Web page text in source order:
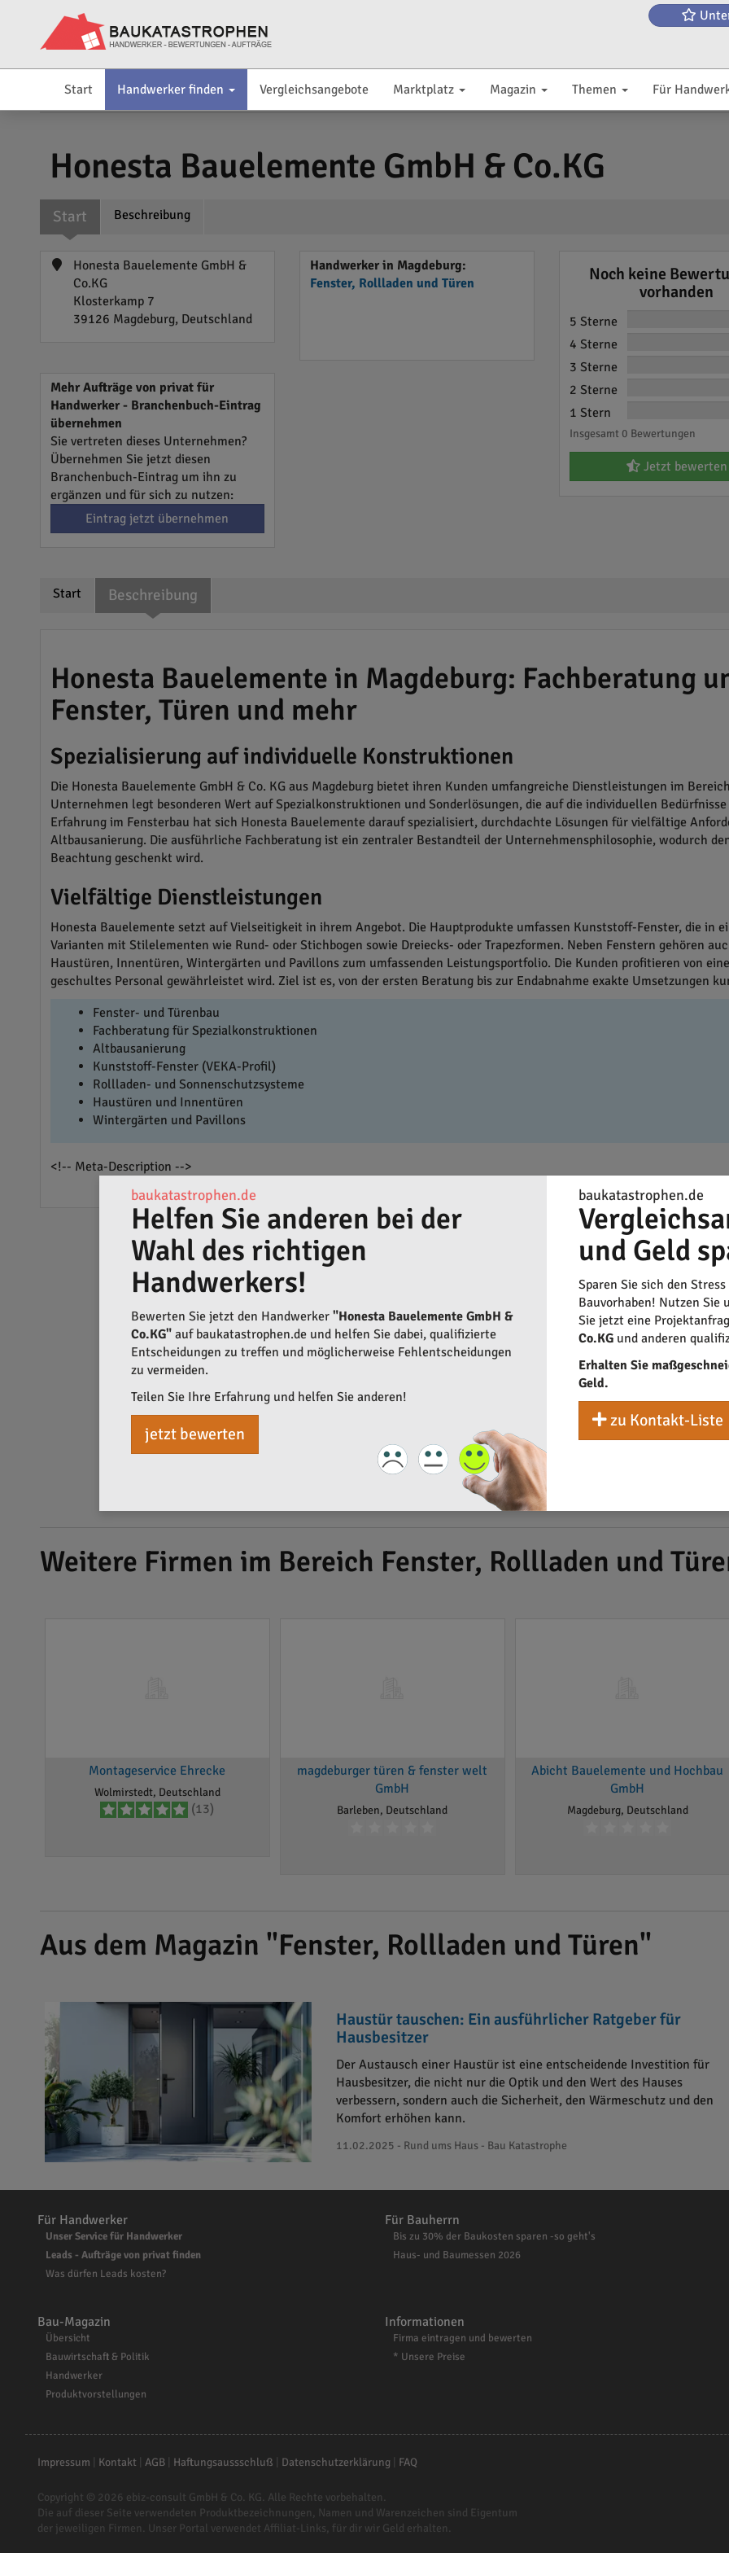
Start Handwerker finden Vergleichsangebote Marktplatz Magazin Themen Für
Honesta Bauelemente GmbH & Co.KG
Start Beschreibung
Honesta Bauelemente GmbH &
Co.KG
Klosterkamp 7
39126 Magdeburg, Deutschland
Handwerker in Magdeburg:
Fenster, Rollladen und Türen
Mehr Aufträge von privat für
Handwerker - Branchenbuch-Eintrag
übernehmen
Sie vertreten dieses Unternehmen?
Übernehmen Sie jetzt diesen
Branchenbuch-Eintrag um ihn zu
ergänzen und für sich zu nutzen:
Eintrag jetzt übernehmen
Noch keine
vorhanden
5 Sterne
4 Sterne
3 Sterne
2 Sterne
1 Stern
Insgesamt 0 Bewertungen
Jetzt bewerten
Start Beschreibung
Honesta Bauelemente in Magdeburg: Fachberatung
Fenster, Türen und mehr
Spezialisierung auf individuelle Konstruktionen
Die Honesta Bauelemente GmbH & Co. KG aus Magdeburg bietet ihren Kunden umfangreiche Dienstleistungen im
Unternehmen legt besonderen Wert auf Spezialkonstruktionen und Sonderlösungen, die auf die individuellen
Erfahrung im Fensterbau hat sich Honesta Bauelemente darauf spezialisiert, durchdachte Lösungen für vielfältige
Altbausanierung. Die ausführliche Fachberatung ist ein zentraler Bestandteil der Unternehmensphilosophie, wodurch
Beachtung geschenkt wird.
Vielfältige Dienstleistungen
Honesta Bauelemente setzt auf Vielseitigkeit in ihrem Angebot. Die Hauptprodukte umfassen Kunststoff-Fenster, die in
Varianten mit Stilelementen wie Rund- oder Stichbogen sowie Dreiecks- oder Trapezformen. Neben Fenstern gehören
Haustüren, Innentüren, Wintergärten und Pavillons zum umfassenden Leistungsportfolio. Die Kunden profitieren von
geschultes Personal gewährleistet wird. Ziel ist es, von der ersten Beratung bis zur Endabnahme exakte Umsetzungen
Fenster- und Türenbau
Fachberatung für Spezialkonstruktionen
Altbausanierung
Kunststoff-Fenster (VEKA-Profil)
Rollladen- und Sonnenschutzsysteme
Haustüren und Innentüren
Wintergärten und Pavillons
<!-- Meta-Description -->
Weitere Firmen im Bereich Fenster, Rollladen und
Montageservice Ehrecke
Wolmirstedt, Deutschland
(13)
magdeburger türen & fenster welt
GmbH
Barleben, Deutschland
Abicht Bauelemente und Hochbau
GmbH
Magdeburg, Deutschland
Aus dem Magazin "Fenster, Rollladen und Türen"
Haustür tauschen: Ein ausführlicher Ratgeber für
Hausbesitzer
Der Austausch einer Haustür ist eine entscheidende Investition für
Hausbesitzer, die nicht nur die Optik und den Wert des Hauses
verbessern, sondern auch die Sicherheit, den Wärmeschutz und den
Komfort erhöhen kann.
11.02.2025 - Rund ums Haus - Bau Katastrophe
baukatastrophen.de
Helfen Sie anderen bei der
Wahl des richtigen
Handwerkers!
Bewerten Sie jetzt den Handwerker "Honesta Bauelemente GmbH &
Co.KG" auf baukatastrophen.de und helfen Sie dabei, qualifizierte
Entscheidungen zu treffen und möglicherweise Fehlentscheidungen
zu vermeiden.
Teilen Sie Ihre Erfahrung und helfen Sie anderen!
jetzt bewerten
baukatastrophen.de
und Geld
Sparen Sie sich den
Bauvorhaben! Nutzen Sie
Sie jetzt eine
Co.KG und anderen
Erhalten Sie
Geld.
zu Kontakt-Liste
Für Handwerker
Unser Service für Handwerker
Leads - Aufträge von privat finden
Was dürfen Leads kosten?
Für Bauherrn
Bis zu 30% der Baukosten sparen -so geht's
Haus- und Baumessen 2026
Bau-Magazin
Übersicht
Bauwirtschaft & Politik
Handwerker
Produktvorstellungen
Informationen
Firma eintragen und bewerten
* Unsere Preise
Impressum Kontakt| AGB| Haftungsaussschluß Datenschutzerklärung| FAQ
Copyright © 2026 ebiz-consult GmbH & Co. KG. Alle Rechte vorbehalten.
Die auf dieser Seite verwendeten Produktbezeichnungen, Namen und Warenzeichen sind Eigentum
der jeweiligen Firmen. Unser Portal verwendet Affiliat-Links, für dir wir Geld erhalten.